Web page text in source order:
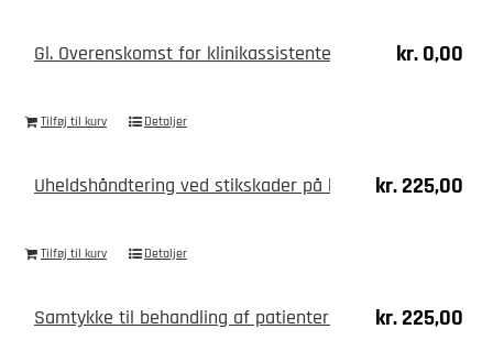
Gl. Overenskomst for klinikassistenter 2020-2023
kr.0,00
Tilføj til kurv Detaljer
Uheldshåndtering ved stikskader på kontaminerede
kr.225,00
Tilføj til kurv Detaljer
Samtykke til behandling af patienters persondata
kr.225,00